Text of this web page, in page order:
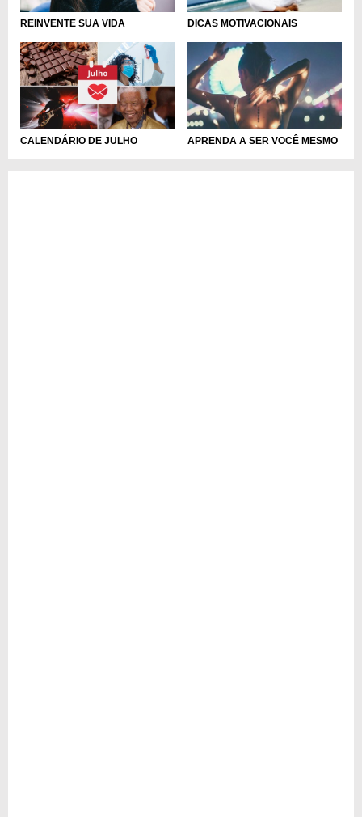
REINVENTE SUA VIDA DICAS MOTIVACIONAIS
CALENDÁRIO DE JULHO APRENDA A SER VOCÊ MESMO